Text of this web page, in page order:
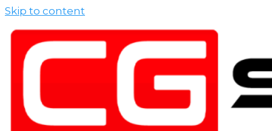
Skip to content